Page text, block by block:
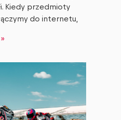
Kiedy przedmioty
do internetu,